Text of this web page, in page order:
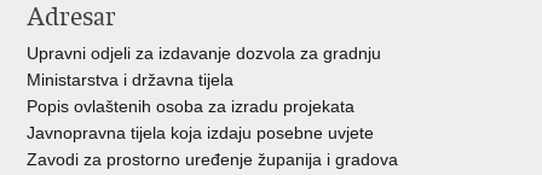
Adresar
Upravni odjeli za izdavanje dozvola za gradnju
Ministarstva i državna tijela
Popis ovlaštenih osoba za izradu projekata
Javnopravna tijela koja izdaju posebne uvjete
Zavodi za prostorno uređenje županija i gradova